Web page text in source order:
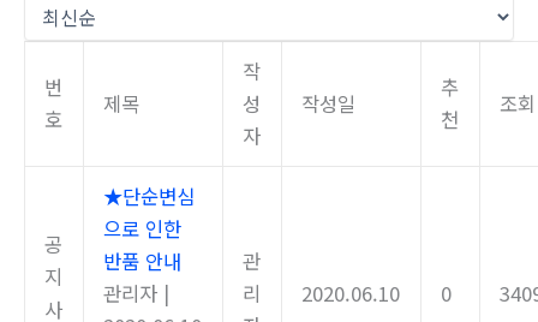
번
호
제목
작
성
자
작성일
추
천
조회
공
지
사
★단순변심
으로 인한
반품 안내
관리자 |
관
리
2020.06.10 0